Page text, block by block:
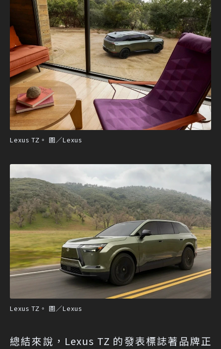
Lexus TZ。 圖／Lexus
Lexus TZ。 圖／Lexus
總結來說，Lexus TZ 的發表標誌著品牌正